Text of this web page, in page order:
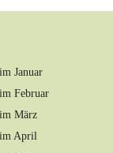
Januar
Februar
März
April